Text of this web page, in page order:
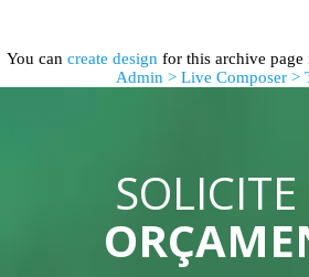
You can create design for this archive page
Admin > Live Composer >